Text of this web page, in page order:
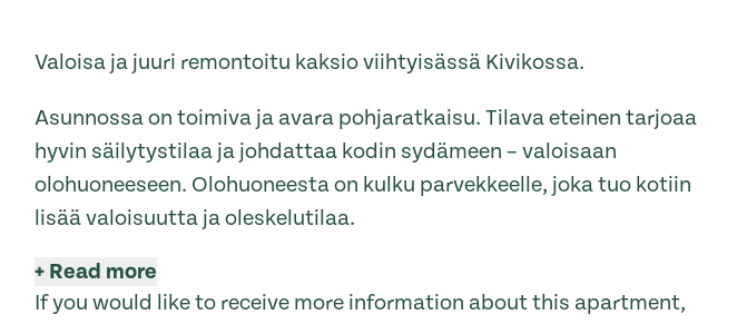
Valoisa ja juuri remontoitu kaksio viihtyisässä Kivikossa.
Asunnossa on toimiva ja avara pohjaratkaisu. Tilava eteinen tarjoaa
hyvin säilytystilaa ja johdattaa kodin sydämeen – valoisaan
olohuoneeseen. Olohuoneesta on kulku parvekkeelle, joka tuo kotiin
lisää valoisuutta ja oleskelutilaa.
+ Read more
If you would like to receive more information about this apartment,